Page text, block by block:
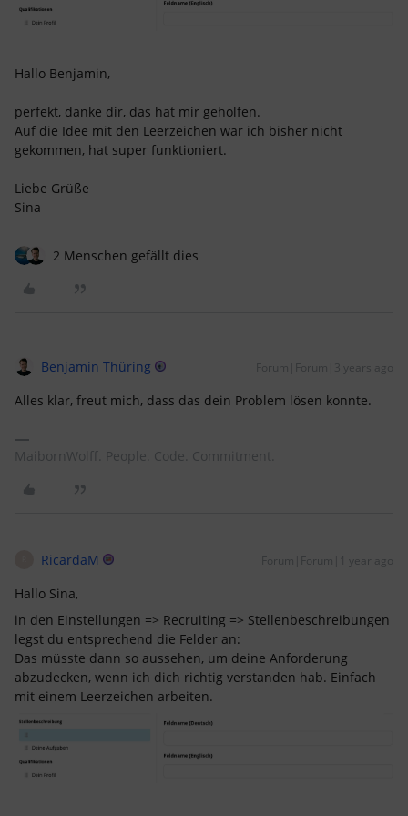
Hallo Benjamin,
perfekt, danke dir, das hat mir geholfen.
Auf die Idee mit den Leerzeichen war ich bisher nicht
gekommen, hat super funktioniert.
Liebe Grüße
Sina
2 Menschen gefällt dies
Benjamin Thüring Forum|Forum|3 years ago
Alles klar, freut mich, dass das dein Problem lösen konnte.
MaibornWolff. People. Code. Commitment.
RicardaM Forum|Forum|1 year ago
Hallo Sina,
in den Einstellungen => Recruiting => Stellenbeschreibungen
legst du entsprechend die Felder an:
Das müsste dann so aussehen, um deine Anforderung
abzudecken, wenn ich dich richtig verstanden hab. Einfach
mit einem Leerzeichen arbeiten.